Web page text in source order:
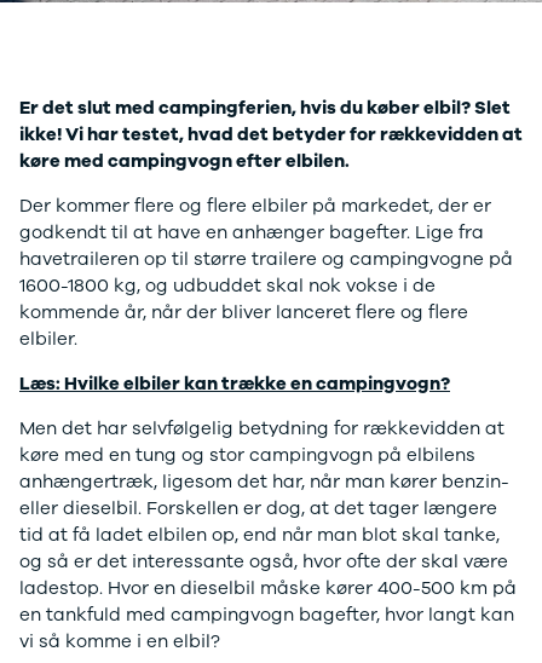
Modeller
Anmeldelser
Privatleasing
Kampagner
X-Trail
Modeller
Anmeldelser
Privatleasing
Kampagner
5 EV
Anmeldelser
Privatleasing
Kampagner
JAECOO
J5 EV
Modeller
Anmeldelser
Privatleasing
Kampagner
A8
Q2
Q3
Q4 e-tron
Q5
Q7
S3
SQ5
TT
RS6
BMW
Se alle BMW
Elbil
1-serie
118i
120d
X1
iX1
guideuniversBilguidenSe
vores videoguides og
gennemgange af nye
biler på vores youtube-
kanal Bilguiden.
Er det slut med campingferien, hvis du køber elbil? Slet
ikke! Vi har testet, hvad det betyder for rækkevidden at
køre med campingvogn efter elbilen.
Der kommer flere og flere elbiler på markedet, der er
godkendt til at have en anhænger bagefter. Lige fra
havetraileren op til større trailere og campingvogne på
1600-1800 kg, og udbuddet skal nok vokse i de
kommende år, når der bliver lanceret flere og flere
elbiler.
Læs: Hvilke elbiler kan trække en campingvogn?
Men det har selvfølgelig betydning for rækkevidden at
køre med en tung og stor campingvogn på elbilens
anhængertræk, ligesom det har, når man kører benzin-
eller dieselbil. Forskellen er dog, at det tager længere
tid at få ladet elbilen op, end når man blot skal tanke,
og så er det interessante også, hvor ofte der skal være
ladestop. Hvor en dieselbil måske kører 400-500 km på
en tankfuld med campingvogn bagefter, hvor langt kan
vi så komme i en elbil?